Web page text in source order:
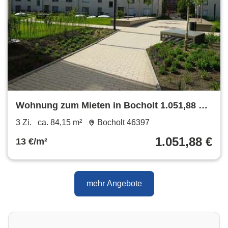
Wohnung zum Mieten in Bocholt 1.051,88 €
84.15 m²
3 Zi. ca. 84,15 m² Bocholt 46397
13 €/m² 1.051,88 €
mehr Angebote